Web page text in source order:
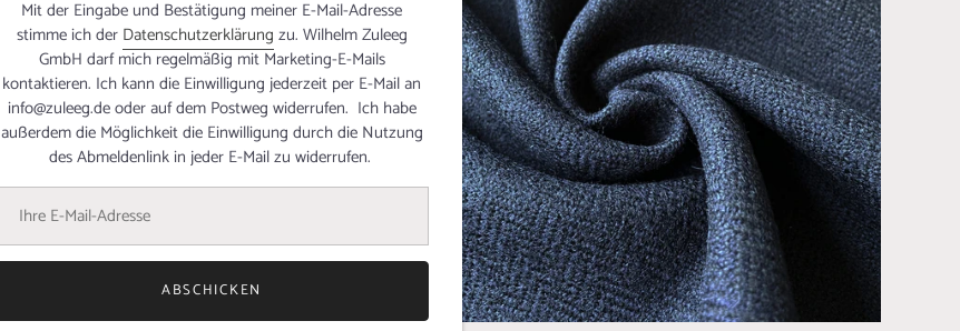
Mit der Eingabe und Bestätigung meiner E-Mail-Adresse
stimme ich der Datenschutzerklärung zu. Wilhelm Zuleeg
GmbH darf mich regelmäßig mit Marketing-E-Mails
kontaktieren. Ich kann die Einwilligung jederzeit per E-Mail an
info@zuleeg.de oder auf dem Postweg widerrufen. Ich habe
außerdem die Möglichkeit die Einwilligung durch die Nutzung
des Abmeldenlink in jeder E-Mail zu widerrufen.
ABSCHICKEN